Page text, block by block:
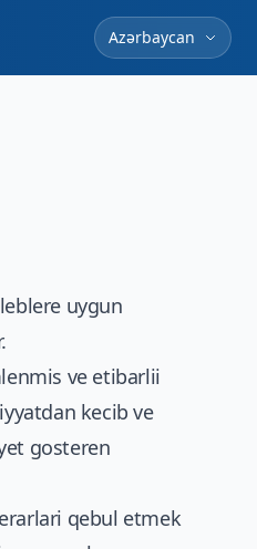
Azərbaycan
uygun
ve etibarlii
kecib ve
gosteren
qebul etmek